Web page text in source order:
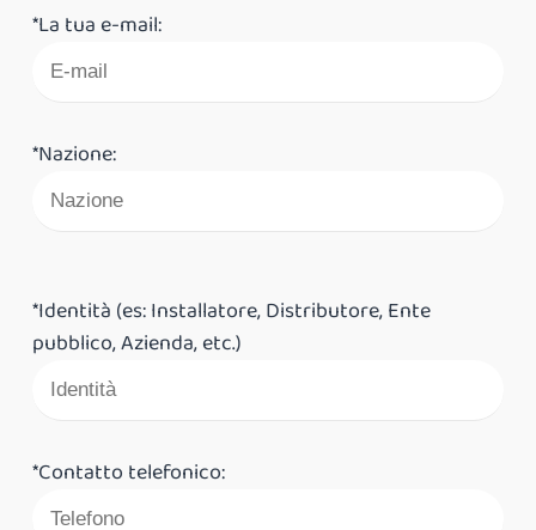
*La tua e-mail:
*Nazione:
*Identità (es: Installatore, Distributore, Ente
pubblico, Azienda, etc.)
*Contatto telefonico: